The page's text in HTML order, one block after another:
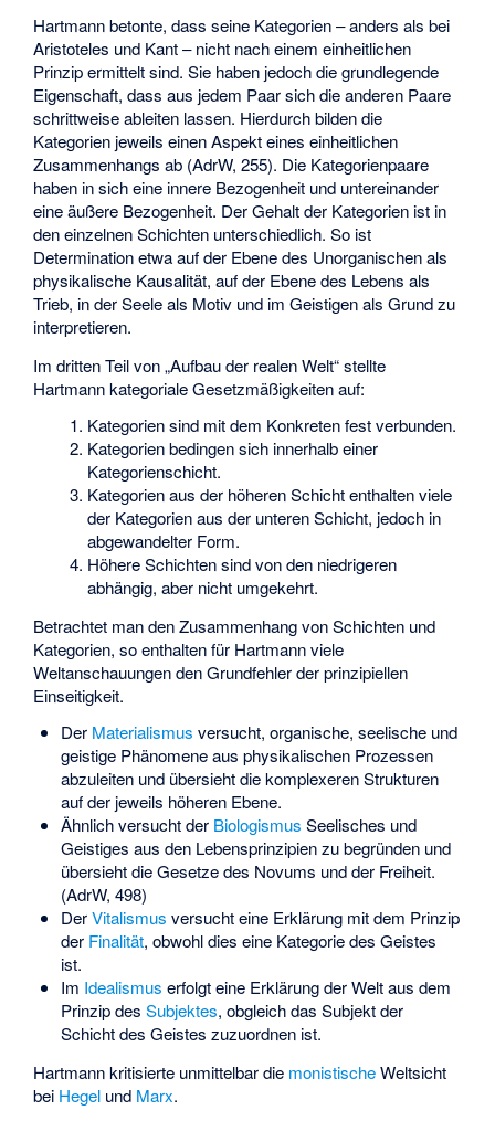
Hartmann betonte, dass seine Kategorien – anders als bei
Aristoteles und Kant – nicht nach einem einheitlichen
Prinzip ermittelt sind. Sie haben jedoch die grundlegende
Eigenschaft, dass aus jedem Paar sich die anderen Paare
schrittweise ableiten lassen. Hierdurch bilden die
Kategorien jeweils einen Aspekt eines einheitlichen
Zusammenhangs ab (AdrW, 255). Die Kategorienpaare
haben in sich eine innere Bezogenheit und untereinander
eine äußere Bezogenheit. Der Gehalt der Kategorien ist in
den einzelnen Schichten unterschiedlich. So ist
Determination etwa auf der Ebene des Unorganischen als
physikalische Kausalität, auf der Ebene des Lebens als
Trieb, in der Seele als Motiv und im Geistigen als Grund zu
interpretieren.
Im dritten Teil von „Aufbau der realen Welt“ stellte
Hartmann kategoriale Gesetzmäßigkeiten auf:
Kategorien sind mit dem Konkreten fest verbunden.
Kategorien bedingen sich innerhalb einer
Kategorienschicht.
Kategorien aus der höheren Schicht enthalten viele
der Kategorien aus der unteren Schicht, jedoch in
abgewandelter Form.
Höhere Schichten sind von den niedrigeren
abhängig, aber nicht umgekehrt.
Betrachtet man den Zusammenhang von Schichten und
Kategorien, so enthalten für Hartmann viele
Weltanschauungen den Grundfehler der prinzipiellen
Einseitigkeit.
Der Materialismus versucht, organische, seelische und
geistige Phänomene aus physikalischen Prozessen
abzuleiten und übersieht die komplexeren Strukturen
auf der jeweils höheren Ebene.
Ähnlich versucht der Biologismus Seelisches und
Geistiges aus den Lebensprinzipien zu begründen und
übersieht die Gesetze des Novums und der Freiheit.
(AdrW, 498)
DerVitalismus versucht eine Erklärung mit dem Prinzip
der Finalität, obwohl dies eine Kategorie des Geistes
ist.
Im Idealismus erfolgt eine Erklärung der Welt aus dem
Prinzip des Subjektes, obgleich das Subjekt der
Schicht des Geistes zuzuordnen ist.
Hartmann kritisierte unmittelbar die monistischeWeltsicht
bei Hegel und Marx.